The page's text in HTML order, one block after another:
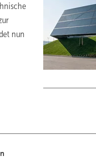
nun